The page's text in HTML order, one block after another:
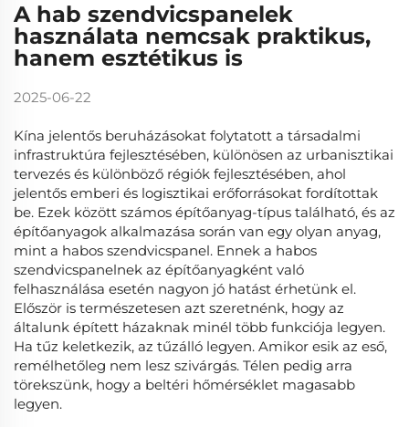
A hab szendvicspanelek
használata nemcsak praktikus,
hanem esztétikus is
2025-06-22
Kína jelentős beruházásokat folytatott a társadalmi
infrastruktúra fejlesztésében, különösen az urbanisztikai
tervezés és különböző régiók fejlesztésében, ahol
jelentős emberi és logisztikai erőforrásokat fordítottak
be. Ezek között számos építőanyag-típus található, és az
építőanyagok alkalmazása során van egy olyan anyag,
mint a habos szendvicspanel. Ennek a habos
szendvicspanelnek az építőanyagként való
felhasználása esetén nagyon jó hatást érhetünk el.
Először is természetesen azt szeretnénk, hogy az
általunk épített házaknak minél több funkciója legyen.
Ha tűz keletkezik, az tűzálló legyen. Amikor esik az eső,
remélhetőleg nem lesz szivárgás. Télen pedig arra
törekszünk, hogy a beltéri hőmérséklet magasabb
legyen.